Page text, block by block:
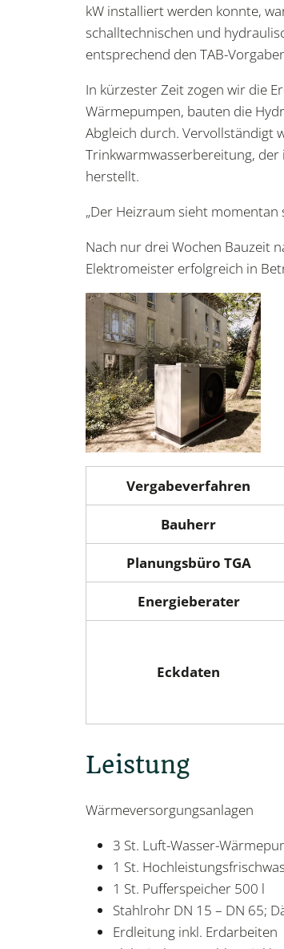
kW installiert werden konnte,
schalltechnischen und
entsprechend den TAB-
In kürzester Zeit zogen wir die
Wärmepumpen, bauten die
Abgleich durch. Vervollständigt
Trinkwarmwasserbereitung,
herstellt.
„Der Heizraum sieht
Nach nur drei Wochen Bauzeit
Elektromeister erfolgreich in
Vergabeverfahren
Bauherr
Planungsbüro TGA
Energieberater
Eckdaten
Leistung
Wärmeversorgungsanlagen
3 St. Luft-Wasser-
1 St.
1 St. Pufferspeicher 500 l
Stahlrohr DN 15 – DN 65;
Erdleitung inkl. Erdarbeiten